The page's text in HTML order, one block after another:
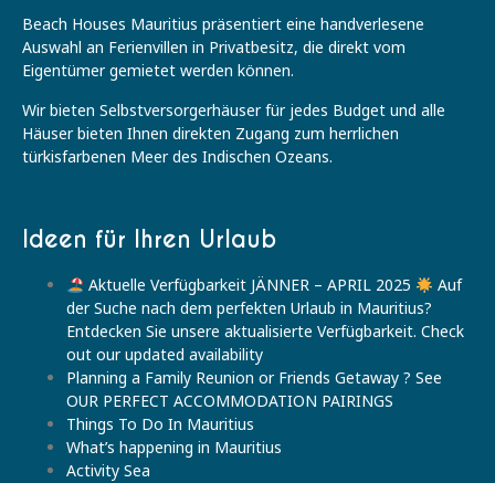
Beach Houses Mauritius präsentiert eine handverlesene
Auswahl an Ferienvillen in Privatbesitz, die direkt vom
Eigentümer gemietet werden können.
Wir bieten Selbstversorgerhäuser für jedes Budget und alle
Häuser bieten Ihnen direkten Zugang zum herrlichen
türkisfarbenen Meer des Indischen Ozeans.
Ideen für Ihren Urlaub
Aktuelle Verfügbarkeit JÄNNER – APRIL 2025
Auf
der Suche nach dem perfekten Urlaub in Mauritius?
Entdecken Sie unsere aktualisierte Verfügbarkeit. Check
out our updated availability
Planning a Family Reunion or Friends Getaway ? See
OUR PERFECT ACCOMMODATION PAIRINGS
Things To Do In Mauritius
What’s happening in Mauritius
Activity Sea